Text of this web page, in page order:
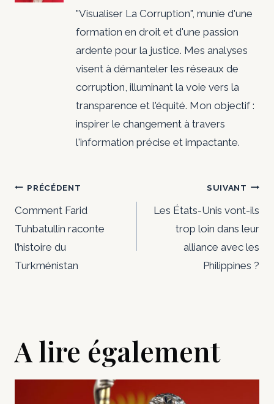
"Visualiser La Corruption", munie d'une
formation en droit et d'une passion
ardente pour la justice. Mes analyses
visent à démanteler les réseaux de
corruption, illuminant la voie vers la
transparence et l'équité. Mon objectif :
inspirer le changement à travers
l'information précise et impactante.
Navigation
de
l’article
PRÉCÉDENT
Comment Farid
Tuhbatullin raconte
l’histoire du
Turkménistan
SUIVANT
Les États-Unis vont-ils
trop loin dans leur
alliance avec les
Philippines ?
A lire également